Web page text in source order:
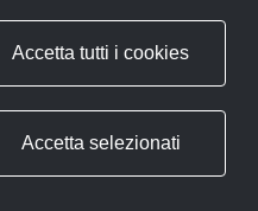
- 20123 Milano MI
15,00 - 19,00
mercoledì, giovedì, venerdì:
Accetta tutti i cookies
Accetta selezionati